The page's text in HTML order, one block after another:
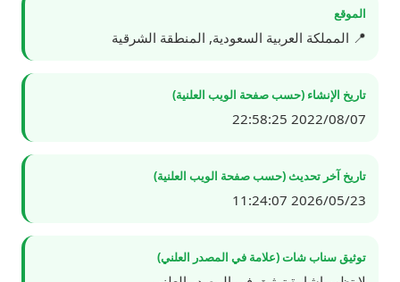
الموقع
📍 المملكة العربية السعودية, المنطقة الشرقية
تاريخ الإنشاء (حسب صفحة الويب العلنية)
2022/08/07 22:58:25
تاريخ آخر تحديث (حسب صفحة الويب العلنية)
2026/05/23 11:24:07
توثيق سناب شات (علامة في المصدر العلني)